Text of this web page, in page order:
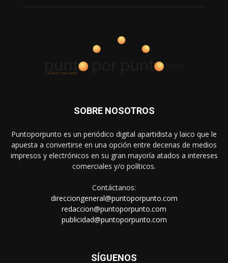
SOBRE NOSOTROS
Puntoporpunto es un periódico digital apartidista y laico que le
apuesta a convertirse en una opción entre decenas de medios
impresos y electrónicos en su gran mayoría atados a intereses
comerciales y/o políticos.
Contáctanos:
direcciongeneral@puntoporpunto.com
redaccion@puntoporpunto.com
publicidad@puntoporpunto.com
SÍGUENOS